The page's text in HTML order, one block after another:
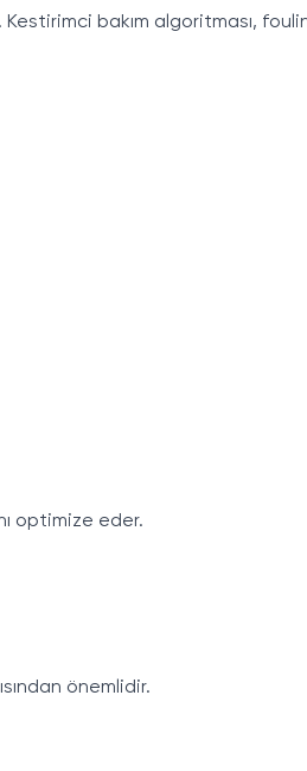
bakım algoritması,
optimize eder.
önemlidir.